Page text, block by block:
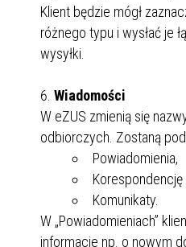
Klient będzie mógł
różnego typu i wysłać je
wysyłki.
Wiadomości
W eZUS zmienią się
odbiorczych. Zostaną
Powiadomienia,
Korespondencję
Komunikaty.
W „Powiadomieniach”
informacje np. o nowym